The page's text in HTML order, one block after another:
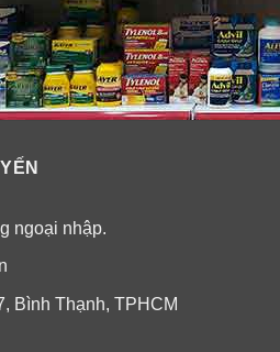
ngoại nhập.
Bình Thạnh, TPHCM